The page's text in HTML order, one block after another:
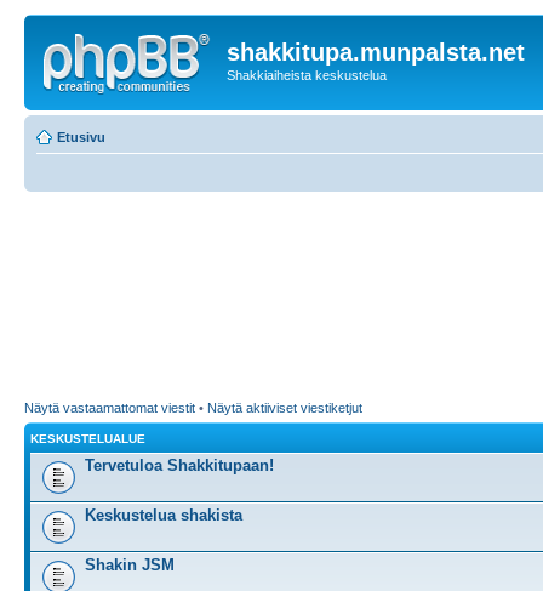
shakkitupa.munpalsta.net
Shakkiaiheista keskustelua
Etusivu
Näytä vastaamattomat viestit • Näytä aktiiviset viestiketjut
KESKUSTELUALUE
Tervetuloa Shakkitupaan!
Keskustelua shakista
Shakin JSM